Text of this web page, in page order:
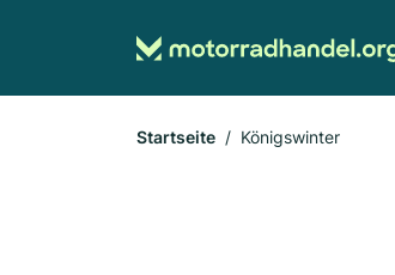
Startseite Königswinter